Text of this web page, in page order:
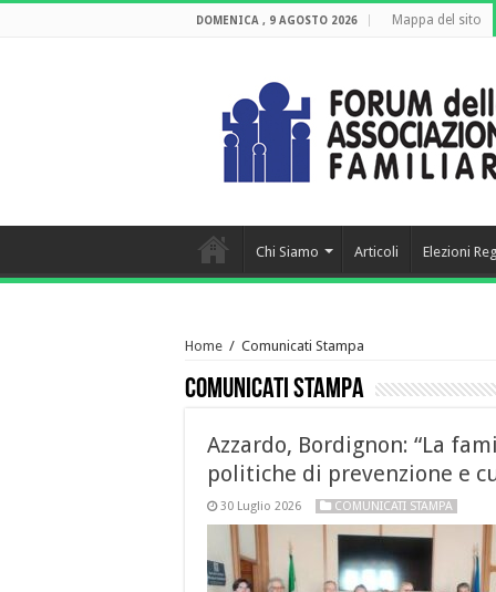
DOMENICA , 9 AGOSTO 2026 Mappa del sito
Chi Siamo Articoli Elezioni
Home / Comunicati Stampa
Comunicati Stampa
Azzardo, Bordignon: “La
politiche di prevenzione e
30 Luglio 2026 COMUNICATI STAMPA